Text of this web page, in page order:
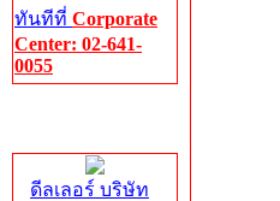
ทันทีที่ Corporate
Center: 02-641-
0055
ดีลเลอร์ บริษัท